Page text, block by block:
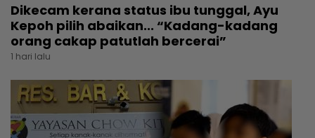
Dikecam kerana status ibu tunggal, Ayu
Kepoh pilih abaikan... “Kadang-kadang
orang cakap patutlah bercerai”
1 hari lalu